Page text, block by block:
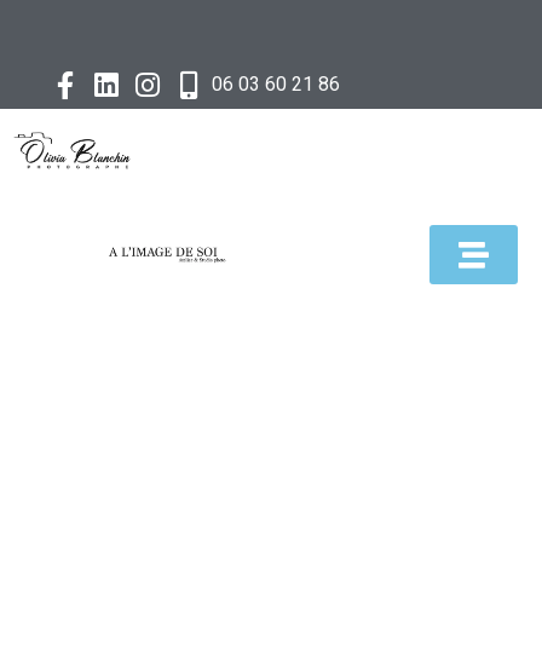
06 03 60 21 86